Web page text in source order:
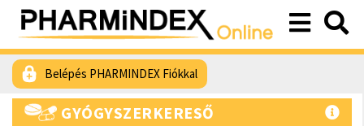
Belépés PHARMINDEX Fiókkal
GYÓGYSZERKERESŐ